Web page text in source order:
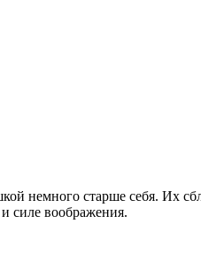
немного старше себя. Их
силе воображения.